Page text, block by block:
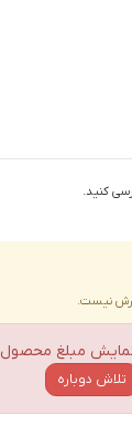
کنید.
نیست.
مبلغ محصول
تلاش دوباره